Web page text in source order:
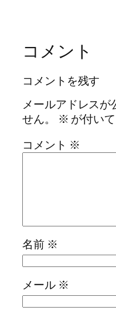
コメント
コメントを残す
メールアドレスが
せん。
※ が付い
コメント ※
名前 ※
メール ※